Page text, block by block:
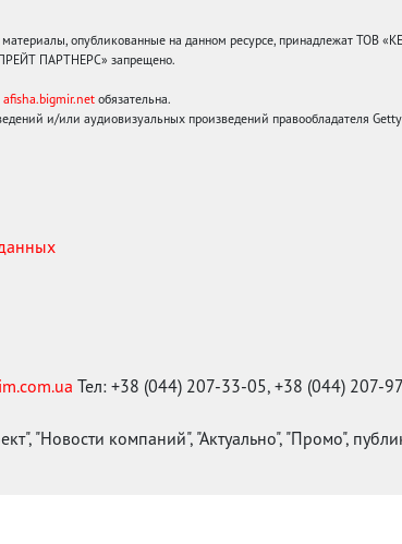
опубликованные на данном ресурсе, принадлежат ТОВ
ПАРТНЕРС» запрещено.
afisha.bigmir.net обязательна.
и/или аудиовизуальных произведений правообладателя Getty
Тел: +38 (044) 207-33-05, +38 (044) 207-
"Новости компаний", "Актуально", "Промо",